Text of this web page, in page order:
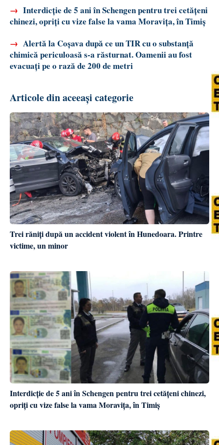
→ Interdicție de 5 ani în Schengen pentru trei cetățeni
chinezi, opriți cu vize false la vama Moravița, în Timiș
→ Alertă la Coșava după ce un TIR cu o substanță
chimică periculoasă s-a răsturnat. Oamenii au fost
evacuați pe o rază de 200 de metri
Articole din aceeași categorie
Trei răniți după un accident violent în Hunedoara. Printre
victime, un minor
Interdicție de 5 ani în Schengen pentru trei cetățeni chinezi,
opriți cu vize false la vama Moravița, în Timiș